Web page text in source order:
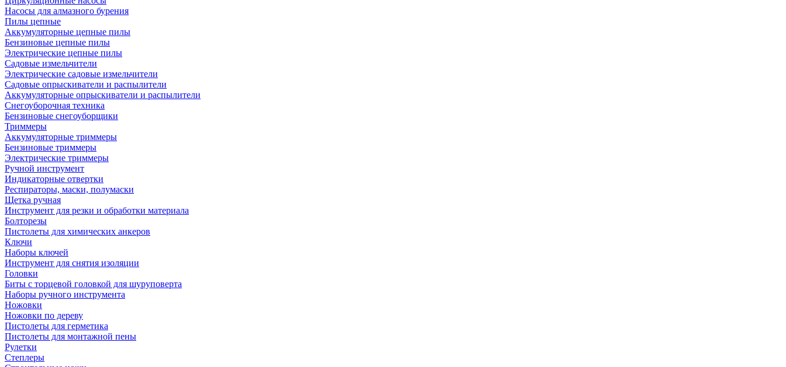
Насосы для алмазного бурения
Пилы цепные
Аккумуляторные цепные пилы
Бензиновые цепные пилы
Электрические цепные пилы
Садовые измельчители
Электрические садовые измельчители
Садовые опрыскиватели и распылители
Аккумуляторные опрыскиватели и распылители
Снегоуборочная техника
Бензиновые снегоуборщики
Триммеры
Аккумуляторные триммеры
Бензиновые триммеры
Электрические триммеры
Ручной инструмент
Индикаторные отвертки
Респираторы, маски, полумаски
Щетка ручная
Инструмент для резки и обработки материала
Болторезы
Пистолеты для химических анкеров
Ключи
Наборы ключей
Инструмент для снятия изоляции
Головки
Биты с торцевой головкой для шуруповерта
Наборы ручного инструмента
Ножовки
Ножовки по дереву
Пистолеты для герметика
Пистолеты для монтажной пены
Рулетки
Степлеры